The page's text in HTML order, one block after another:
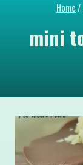
Home/
mini